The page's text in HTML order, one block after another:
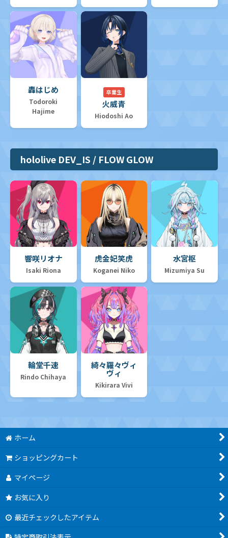
轟はじめ
Todoroki
Hajime
卒業生
火威青
Hiodoshi Ao
hololive DEV_IS / FLOW GLOW
響咲リオナ
Isaki Riona
虎金妃笑虎
Koganei Niko
水宮枢
Mizumiya Su
輪堂千速
Rindo Chihaya
綺々羅々ヴィ
ヴィ
Kikirara Vivi
ホーム
ショッピングカート
マイページ
お気に入り
最近チェックしたアイテム